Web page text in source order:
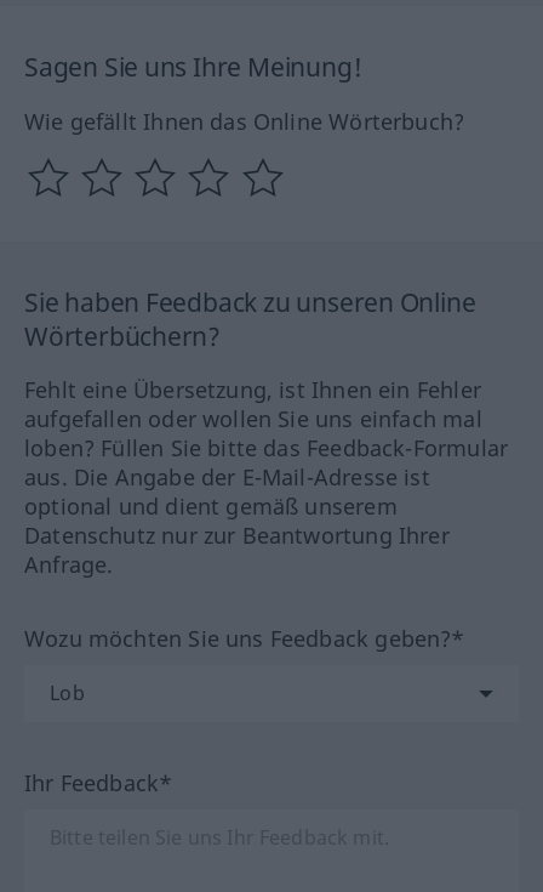
Sagen Sie uns Ihre Meinung!
Wie gefällt Ihnen das Online Wörterbuch?
Sie haben Feedback zu unseren Online
Wörterbüchern?
Fehlt eine Übersetzung, ist Ihnen ein Fehler
aufgefallen oder wollen Sie uns einfach mal
loben? Füllen Sie bitte das Feedback-Formular
aus. Die Angabe der E-Mail-Adresse ist
optional und dient gemäß unserem
Datenschutz nur zur Beantwortung Ihrer
Anfrage.
Wozu möchten Sie uns Feedback geben?*
Ihr Feedback*